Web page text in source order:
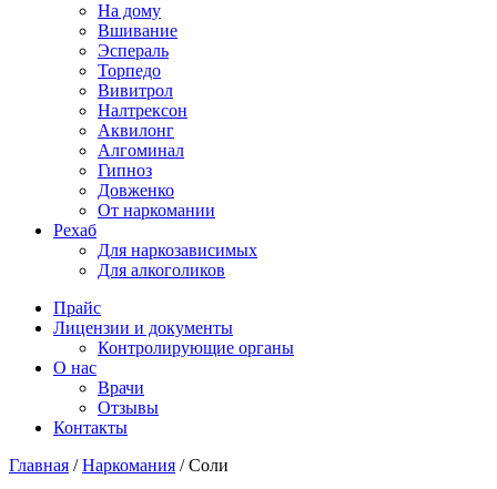
На дому
Вшивание
Эспераль
Торпедо
Вивитрол
Налтрексон
Аквилонг
Алгоминал
Гипноз
Довженко
От наркомании
Рехаб
Для наркозависимых
Для алкоголиков
Прайс
Лицензии и документы
Контролирующие органы
О нас
Врачи
Отзывы
Контакты
Главная /Наркомания /Соли